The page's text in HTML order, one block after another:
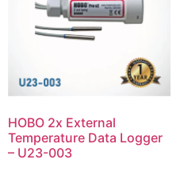
HOBO 2x External
Temperature Data Logger
– U23-003